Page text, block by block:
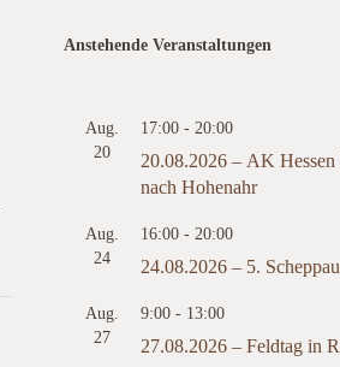
Anstehende Veranstaltungen
Aug.
20
17:00 - 20:00
20.08.2026 – AK
nach Hohenahr
Aug.
24
16:00 - 20:00
24.08.2026 – 5.
Aug.
27
9:00 - 13:00
27.08.2026 – Feldtag in